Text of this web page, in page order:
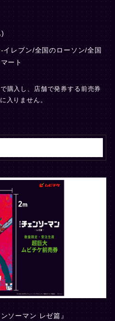
)
イレブン/全国のローソン/全国
ート
購入し、店舗で発券する前売券
入りません。
ソーマン レゼ篇』